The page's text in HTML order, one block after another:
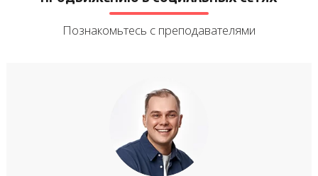
Познакомьтесь с преподавателями